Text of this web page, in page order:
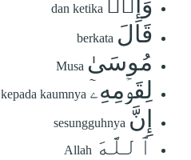
dan ketika
قَالَ berkata
مُوسَىٰ Musa
لِقَوۡمِهِۦٓ kepada kaumnya
إِنَّ sesungguhnya
ٱللَّهَ Allah